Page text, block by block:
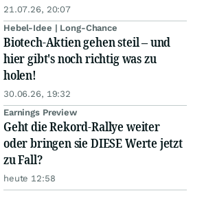
21.07.26, 20:07
Hebel-Idee | Long-Chance
Biotech-Aktien gehen steil – und
hier gibt's noch richtig was zu
holen!
30.06.26, 19:32
Earnings Preview
Geht die Rekord-Rallye weiter
oder bringen sie DIESE Werte jetzt
zu Fall?
heute 12:58